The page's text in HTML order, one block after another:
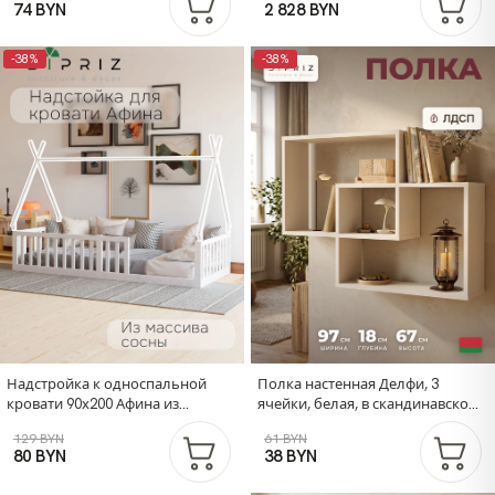
74 BYN
красный, MAKOSA
2 828 BYN
-38%
Надстройка к односпальной
кровати 90х200 Афина из
массива сосны, белая (1 вариант)
129 BYN
80 BYN
-38%
Полка настенная Делфи, 3
ячейки, белая, в скандинавском
61 BYN
38 BYN